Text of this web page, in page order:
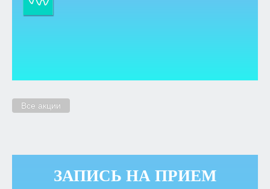
Все акции
ЗАПИСЬ НА ПРИЕМ